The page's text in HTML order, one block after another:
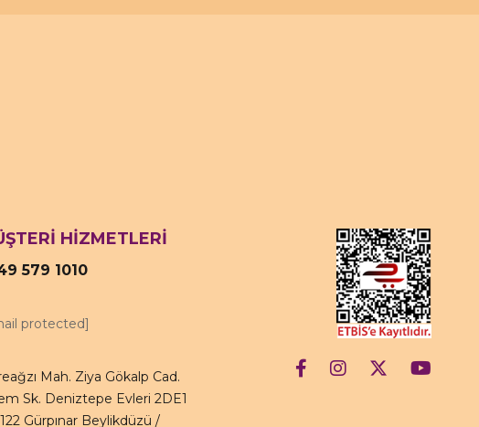
HİZMETLERİ
579 1010
protected]
Mah. Ziya Gökalp Cad.
Sk. Deniztepe Evleri 2DE1
Gürpınar Beylikdüzü /